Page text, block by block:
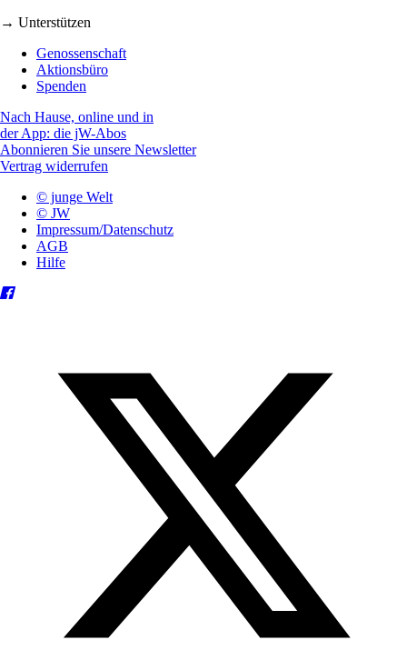
→ Unterstützen
Genossenschaft
Aktionsbüro
Spenden
Nach Hause, online und in
der App: die jW-Abos
Abonnieren Sie unsere Newsletter
Vertrag widerrufen
© junge Welt
© JW
Impressum/Datenschutz
AGB
Hilfe